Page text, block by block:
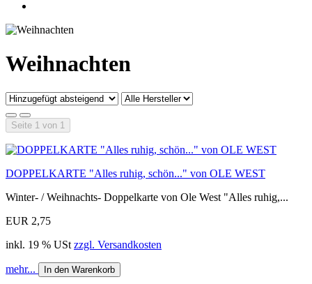
Weihnachten
Seite 1 von 1
DOPPELKARTE "Alles ruhig, schön..." von OLE WEST
Winter- / Weihnachts- Doppelkarte von Ole West "Alles ruhig,...
EUR 2,75
inkl. 19 % USt zzgl. Versandkosten
mehr... In den Warenkorb